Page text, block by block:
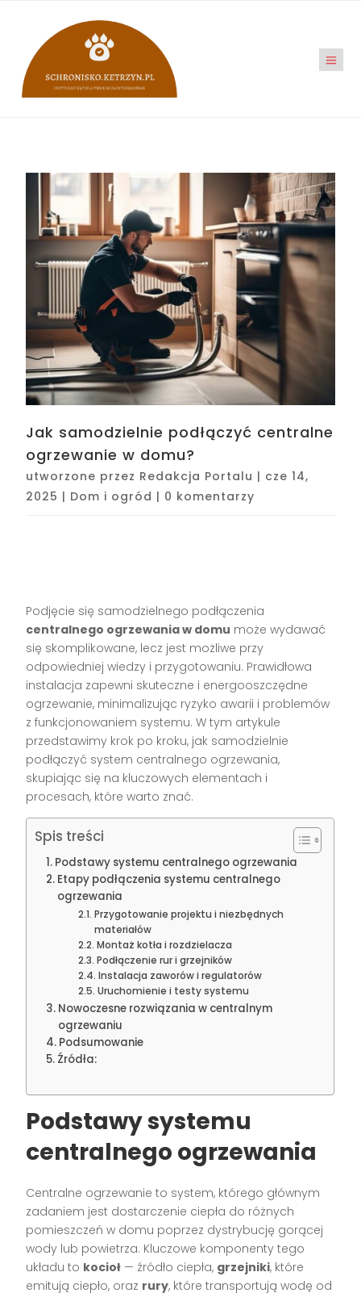
Jak samodzielnie podłączyć centralne
ogrzewanie w domu?
utworzone przez Redakcja Portalu | cze 14,
2025 | Dom i ogród | 0 komentarzy
Podjęcie się samodzielnego podłączenia
centralnego ogrzewania w domu może wydawać
się skomplikowane, lecz jest możliwe przy
odpowiedniej wiedzy i przygotowaniu. Prawidłowa
instalacja zapewni skuteczne i energooszczędne
ogrzewanie, minimalizując ryzyko awarii i problemów
z funkcjonowaniem systemu. W tym artykule
przedstawimy krok po kroku, jak samodzielnie
podłączyć system centralnego ogrzewania,
skupiając się na kluczowych elementach i
procesach, które warto znać.
Spis treści
Podstawy systemu centralnego ogrzewania
Etapy podłączenia systemu centralnego
ogrzewania
Przygotowanie projektu i niezbędnych
materiałów
Montaż kotła i rozdzielacza
Podłączenie rur i grzejników
Instalacja zaworów i regulatorów
Uruchomienie i testy systemu
Nowoczesne rozwiązania w centralnym
ogrzewaniu
Podsumowanie
Źródła:
Podstawy systemu
centralnego ogrzewania
Centralne ogrzewanie to system, którego głównym
zadaniem jest dostarczenie ciepła do różnych
pomieszczeń w domu poprzez dystrybucję gorącej
wody lub powietrza. Kluczowe komponenty tego
układu to kocioł — źródło ciepła, grzejniki, które
emitują ciepło, oraz rury, które transportują wodę od